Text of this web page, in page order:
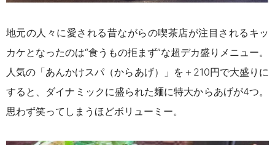
地元の人々に愛される昔ながらの喫茶店が注目されるキッ
カケとなったのは“食うもの拒まず”な超デカ盛りメニュー。
人気の「あんかけスパ（からあげ）」を＋210円で大盛りに
すると、ダイナミックに盛られた麺に特大からあげが4つ。
思わず笑ってしまうほどボリューミー。